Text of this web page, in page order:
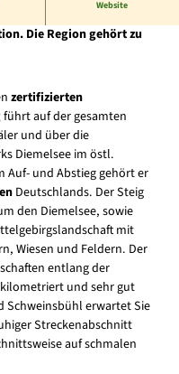
Website
Die Region gehört zu
zertifizierten
führt auf der gesamten
und über die
Diemelsee im östl.
Auf- und Abstieg gehört er
Deutschlands. Der Steig
den Diemelsee, sowie
mit
Wiesen und Feldern. Der
entlang der
und sehr gut
Schweinsbühl erwartet Sie
Streckenabschnitt
auf schmalen